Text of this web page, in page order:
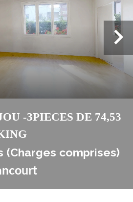
-3PIECES DE 74,53
(Charges comprises)